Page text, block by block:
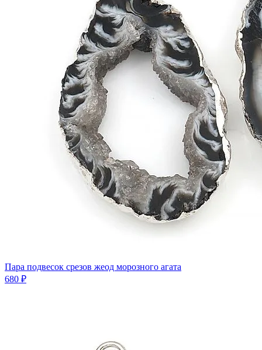
Пара подвесок срезов жеод морозного агата
680 ₽